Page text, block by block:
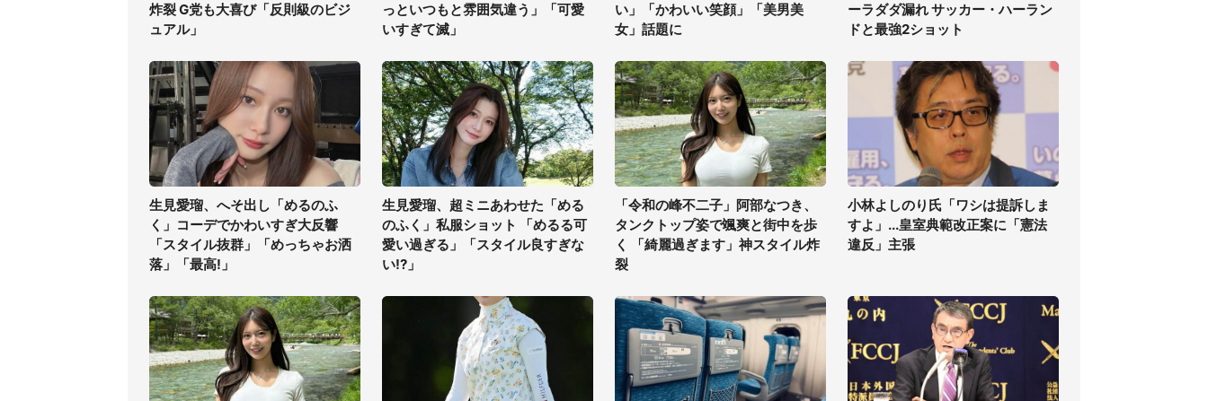
炸裂 G党も大喜び「反則級のビジ
ュアル」
っといつもと雰囲気違う」「可愛
いすぎて滅」
い」「かわいい笑顔」「美男美
女」話題に
ーラダダ漏れ サッカー・ハーラン
ドと最強2ショット
生見愛瑠、へそ出し「めるのふ
く」コーデでかわいすぎ大反響
「スタイル抜群」「めっちゃお洒
落」「最高!」
生見愛瑠、超ミニあわせた「める
のふく」私服ショット 「めるる可
愛い過ぎる」「スタイル良すぎな
い!?」
「令和の峰不二子」阿部なつき、
タンクトップ姿で颯爽と街中を歩
く 「綺麗過ぎます」神スタイル炸
裂
小林よしのり氏「ワシは提訴しま
すよ」...皇室典範改正案に「憲法
違反」主張